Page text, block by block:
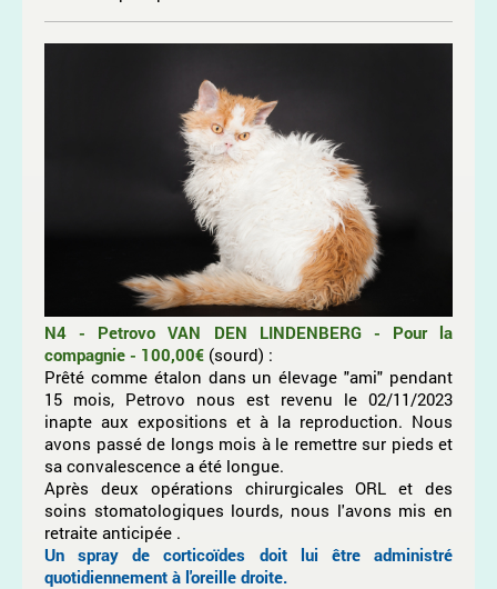
N4 - Petrovo VAN DEN LINDENBERG - Pour la
compagnie - 100,00€ (sourd) :
Prêté comme étalon dans un élevage "ami" pendant
15 mois, Petrovo nous est revenu le 02/11/2023
inapte aux expositions et à la reproduction. Nous
avons passé de longs mois à le remettre sur pieds et
sa convalescence a été longue.
Après deux opérations chirurgicales ORL et des
soins stomatologiques lourds, nous l'avons mis en
retraite anticipée .
Un spray de corticoïdes doit lui être administré
quotidiennement à l'oreille droite.